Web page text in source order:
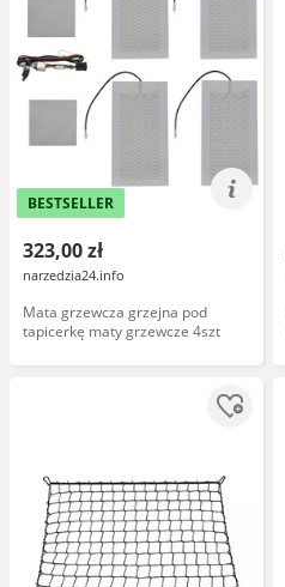
BESTSELLER
323,00 zł
narzedzia24.info
Mata grzewcza grzejna pod
tapicerkę maty grzewcze 4szt